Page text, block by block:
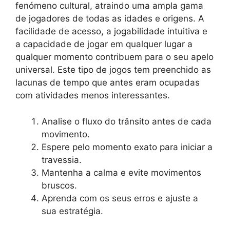
fenómeno cultural, atraindo uma ampla gama
de jogadores de todas as idades e origens. A
facilidade de acesso, a jogabilidade intuitiva e
a capacidade de jogar em qualquer lugar a
qualquer momento contribuem para o seu apelo
universal. Este tipo de jogos tem preenchido as
lacunas de tempo que antes eram ocupadas
com atividades menos interessantes.
Analise o fluxo do trânsito antes de cada
movimento.
Espere pelo momento exato para iniciar a
travessia.
Mantenha a calma e evite movimentos
bruscos.
Aprenda com os seus erros e ajuste a
sua estratégia.